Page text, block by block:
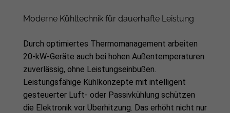
Moderne Kühltechnik für dauerhafte Leistung
Durch optimiertes Thermomanagement arbeiten
20-kW-Geräte auch bei hohen Außentemperaturen
zuverlässig, ohne Leistungseinbußen.
Leistungsfähige Kühlkonzepte mit intelligent
gesteuerter Luft- oder Passivkühlung schützen
die Elektronik vor Überhitzung. Das erhöht nicht nur